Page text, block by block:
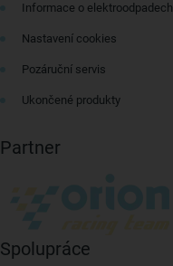
Informace o elektroodpadech
Nastavení cookies
Pozáruční servis
Ukončené produkty
Partner
Spolupráce